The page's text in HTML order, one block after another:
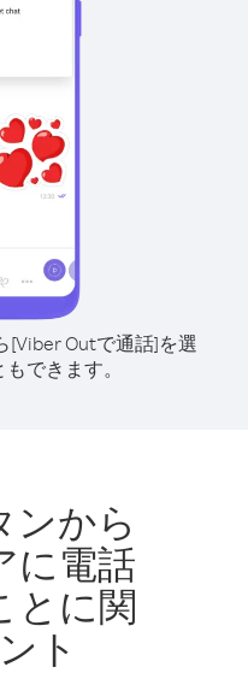
[Viber Outで通話]を選
できます。
ンから
に電話
とに関
ト